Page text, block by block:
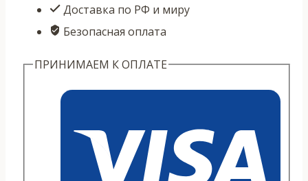
Доставка по РФ и миру
Безопасная оплата
ПРИНИМАЕМ К ОПЛАТЕ